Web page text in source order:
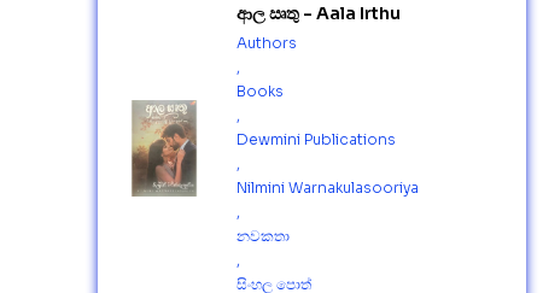
ආල ඍතු - Aala Irthu
Authors
,
Books
,
Dewmini Publications
,
Nilmini Warnakulasooriya
,
නවකතා
,
සිංහල පොත්